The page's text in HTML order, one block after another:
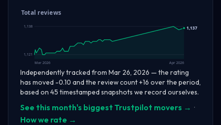
Total reviews
1,138
1,121
1,137
Mar 2026 Apr 2026
Independently tracked from Mar 26, 2026 — the rating
has moved -0.10 and the review count +16 over the period,
based on 45 timestamped snapshots we record ourselves.
See this month's biggest Trustpilot movers → ·
How we rate →